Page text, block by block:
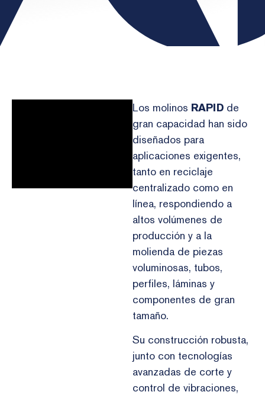
Los molinos RAPID de
gran capacidad han sido
diseñados para
aplicaciones exigentes,
tanto en reciclaje
centralizado como en
línea, respondiendo a
altos volúmenes de
producción y a la
molienda de piezas
voluminosas, tubos,
perfiles, láminas y
componentes de gran
tamaño.
Su construcción robusta,
junto con tecnologías
avanzadas de corte y
control de vibraciones,